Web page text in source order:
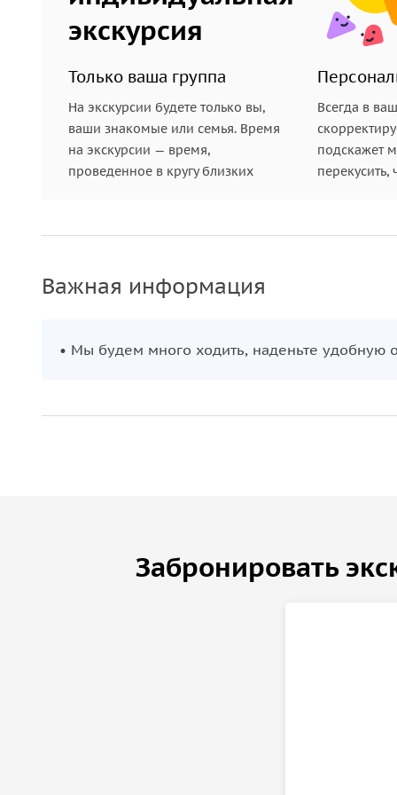
экскурсия
Только ваша группа
На экскурсии будете только вы,
ваши знакомые или семья. Время
на экскурсии — время,
проведенное в кругу близких
Всегда в
подскажет
перекусить,
Важная информация
• Мы будем много ходить, наденьте удобную
Забронировать